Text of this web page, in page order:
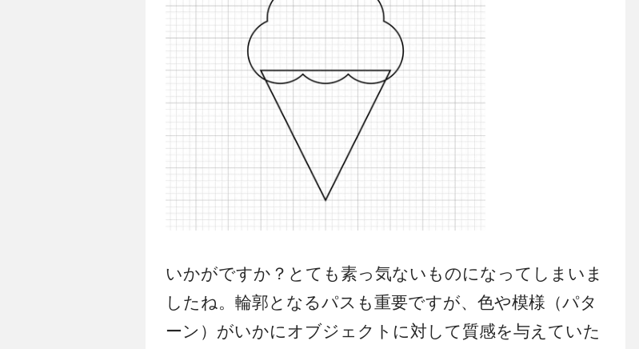
いかがですか？とても素っ気ないものになってしまいま
したね。輪郭となるパスも重要ですが、色や模様（パタ
ーン）がいかにオブジェクトに対して質感を与えていた